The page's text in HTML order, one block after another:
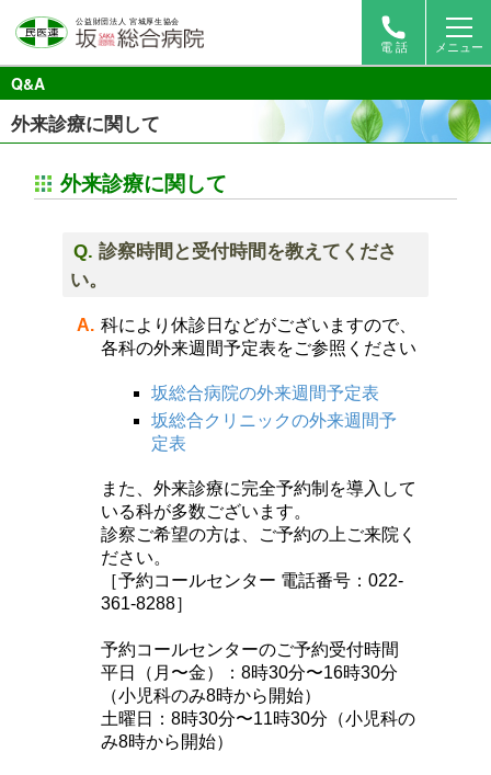
電 話 メニュー
Q&A
外来診療に関して
外来診療に関して
診察時間と受付時間を教えてくださ
い。
科により休診日などがございますので、
各科の外来週間予定表をご参照ください
坂総合病院の外来週間予定表
坂総合クリニックの外来週間予
定表
また、外来診療に完全予約制を導入して
いる科が多数ございます。
診察ご希望の方は、ご予約の上ご来院く
ださい。
［予約コールセンター 電話番号： 022-
361-8288］
予約コールセンターのご予約受付時間
平日（月〜金）：8時30分〜16時30分
（小児科のみ8時から開始）
土曜日：8時30分〜11時30分（小児科の
み8時から開始）